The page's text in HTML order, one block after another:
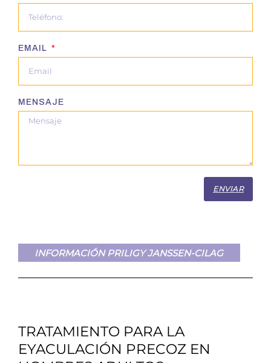
EMAIL
MENSAJE
ENVIAR
INFORMACIÓN PRILIGY JANSSEN-CILAG
TRATAMIENTO PARA LA
EYACULACIÓN PRECOZ EN